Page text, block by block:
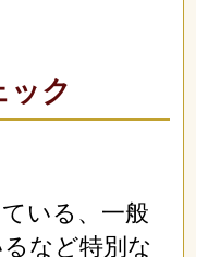
ック
いる、一般
など特別な